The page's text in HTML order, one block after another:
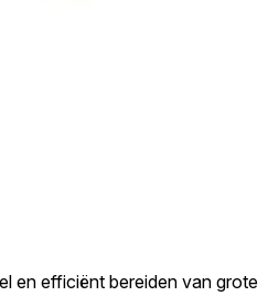
en efficiënt bereiden van grote